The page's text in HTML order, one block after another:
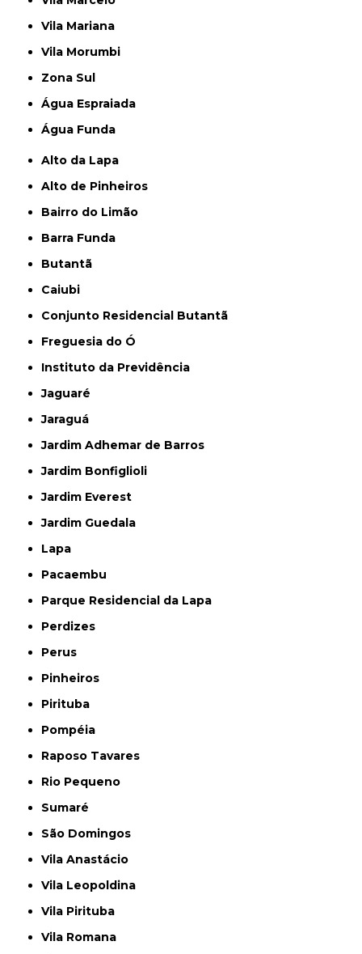
Vila Mariana
Vila Morumbi
Zona Sul
Água Espraiada
Água Funda
Alto da Lapa
Alto de Pinheiros
Bairro do Limão
Barra Funda
Butantã
Caiubi
Conjunto Residencial Butantã
Freguesia do Ó
Instituto da Previdência
Jaguaré
Jaraguá
Jardim Adhemar de Barros
Jardim Bonfiglioli
Jardim Everest
Jardim Guedala
Lapa
Pacaembu
Parque Residencial da Lapa
Perdizes
Perus
Pinheiros
Pirituba
Pompéia
Raposo Tavares
Rio Pequeno
Sumaré
São Domingos
Vila Anastácio
Vila Leopoldina
Vila Pirituba
Vila Romana